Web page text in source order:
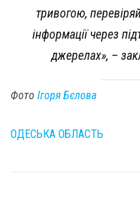
тривогою,
інформації через
джерелах», –
Фото Ігоря Бєлова
ОДЕСЬКА ОБЛАСТЬ